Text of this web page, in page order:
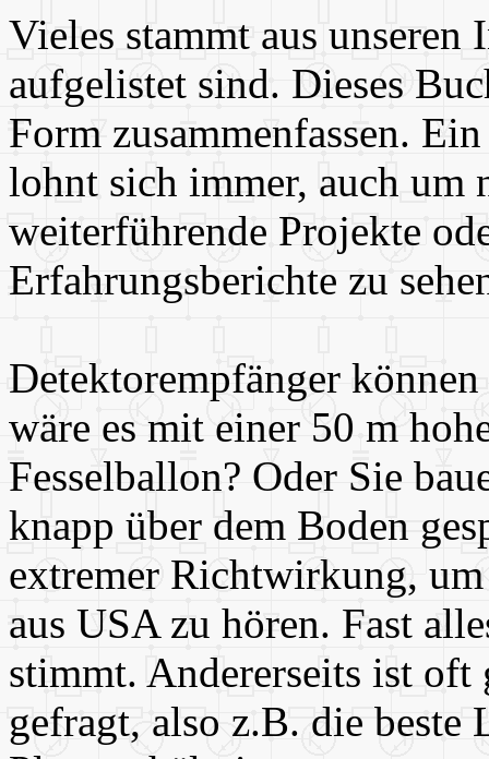
Vieles stammt aus unseren
aufgelistet sind. Dieses
Form zusammenfassen.
lohnt sich immer, auch um
weiterführende Projekte
Erfahrungsberichte zu
Detektorempfänger
wäre es mit einer 50 m
Fesselballon? Oder Sie
knapp über dem Boden
extremer Richtwirkung,
aus USA zu hören. Fast
stimmt. Andererseits ist oft
gefragt, also z.B. die beste